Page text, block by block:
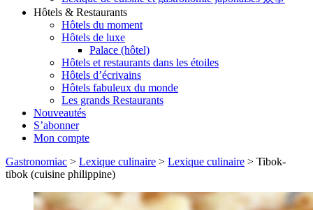
Hôtels & Restaurants
Hôtels du moment
Hôtels de luxe
Palace (hôtel)
Hôtels et restaurants dans les étoiles
Hôtels d’écrivains
Hôtels fabuleux du monde
Les grands Restaurants
Nouveautés
S’abonner
Mon compte
Gastronomiac > Lexique culinaire > Lexique culinaire > Tibok-
tibok (cuisine philippine)